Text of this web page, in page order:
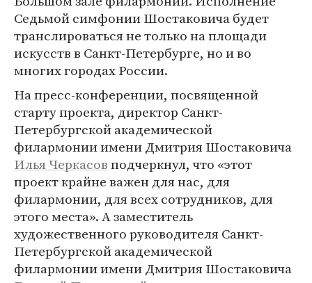
Седьмой симфонии Шостаковича будет
транслироваться не только на площади
искусств в Санкт-Петербурге, но и во
многих городах России.
На пресс-конференции, посвященной
старту проекта, директор Санкт-
Петербургской академической
филармонии имени Дмитрия Шостаковича
Илья Черкасовподчеркнул, что «этот
проект крайне важен для нас, для
филармонии, для всех сотрудников, для
этого места». А заместитель
художественного руководителя Санкт-
Петербургской академической
филармонии имени Дмитрия Шостаковича